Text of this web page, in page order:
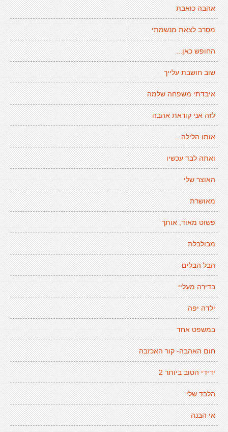
אהבה כואבת
מסרב לצאת מנשמתי
החופש כאן...
שוב חושבת עלייך
איבדתי משפחה שלמה
לזה אני קוראת אהבה
אותו הלילה...
ואתה לבד עכשיו
האוצר שלי
מאושרת
פשוט מאוד, אותך
מבולבלת
הבל הבלים
בדירה מעליי
ילדה יפה
במשפט אחד
חום האהבה- קור האכזבה
ידידי הטוב ביותר 2
הלבד שלי
אי הבנה